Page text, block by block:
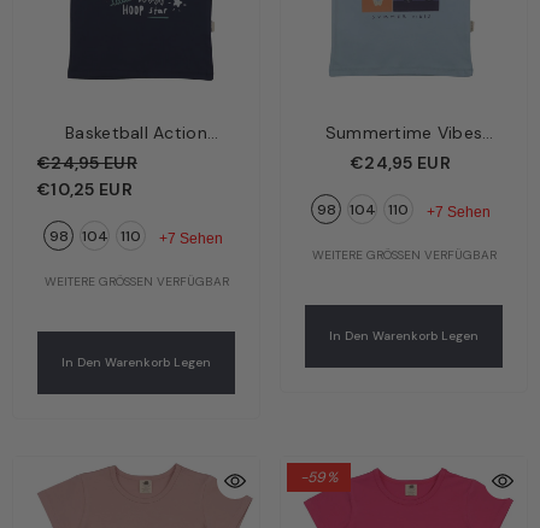
Basketball Action
Kinder T-Shirt
Dunkelblau –
Bio-Baumwolle GOTS |
€24,95 EUR
€10,25 EUR
98 104 110 +7 Sehen
WEITERE GRÖSSEN VERFÜGBAR
In Den Warenkorb Legen
Summertime Vibes
Kinder T-Shirt Hellblau
Bio-Baumwolle GOTS |
€24,95 EUR
98 104 110 +7 Sehen
WEITERE GRÖSSEN VERFÜGBAR
In Den Warenkorb Legen
-59%